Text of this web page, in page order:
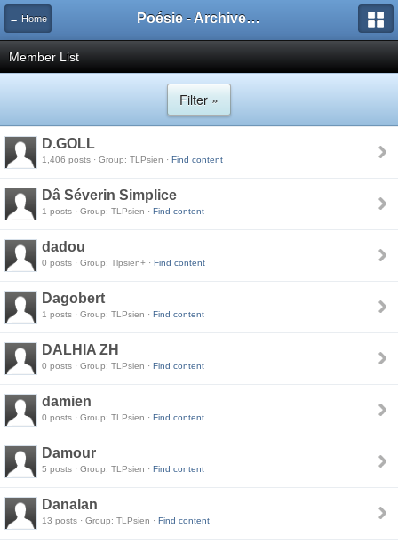
← Home Poésie - Archives de Toute La Poésie - 2005 - 2006
Member List
Filter »
D.GOLL
1,406 posts · Group: TLPsien · Find content
Dâ Séverin Simplice
1 posts · Group: TLPsien · Find content
dadou
0 posts · Group: Tlpsien+ · Find content
Dagobert
1 posts · Group: TLPsien · Find content
DALHIA ZH
0 posts · Group: TLPsien · Find content
damien
0 posts · Group: TLPsien · Find content
Damour
5 posts · Group: TLPsien · Find content
Danalan
13 posts · Group: TLPsien · Find content